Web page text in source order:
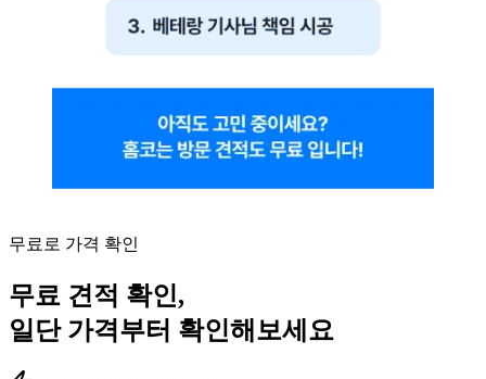
무료로 가격 확인
무료 견적 확인,
일단 가격부터 확인해보세요